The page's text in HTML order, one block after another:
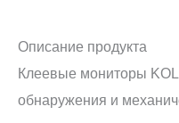
Описание продукта
Клеевые мониторы
обнаружения и